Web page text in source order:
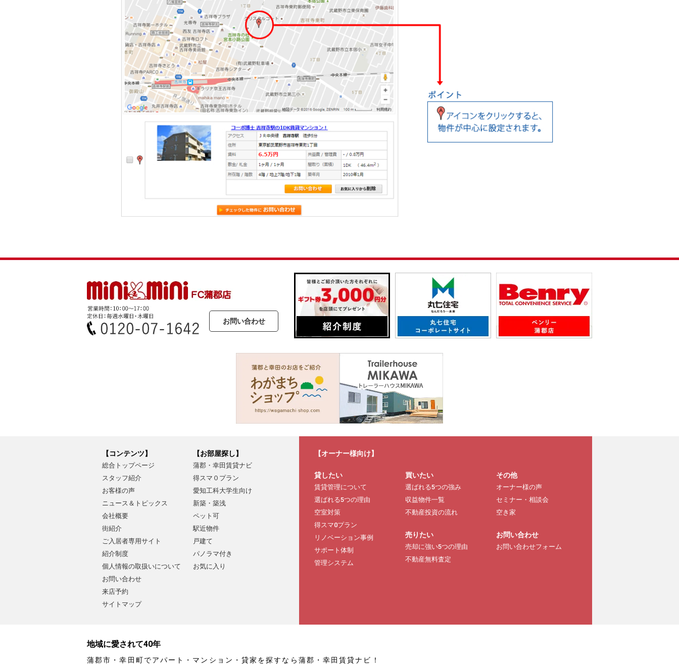
お問い合わせ
【コンテンツ】
総合トップページ
スタッフ紹介
お客様の声
ニュース＆トピックス
会社概要
街紹介
ご入居者専用サイト
紹介制度
個人情報の取扱いについて
お問い合わせ
来店予約
サイトマップ
【お部屋探し】
蒲郡・幸田賃貸ナビ
得スマ０プラン
愛知工科大学生向け
新築・築浅
ペット可
駅近物件
戸建て
パノラマ付き
お気に入り
【オーナー様向け】
貸したい
賃貸管理について
選ばれる5つの理由
空室対策
得スマ0プラン
リノベーション事例
サポート体制
管理システム
買いたい
選ばれる5つの強み
収益物件一覧
不動産投資の流れ
売りたい
売却に強い5つの理由
不動産無料査定
その他
オーナー様の声
セミナー・相談会
空き家
お問い合わせ
お問い合わせフォーム
地域に愛されて40年
蒲郡市・幸田町でアパート・マンション・貸家を探すなら蒲郡・幸田賃貸ナビ！